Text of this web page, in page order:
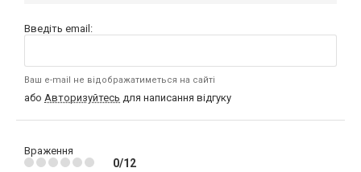
Введіть email:
Ваш e-mail не відображатиметься на сайті
або Авторизуйтесь для написання відгуку
Враження
0/12